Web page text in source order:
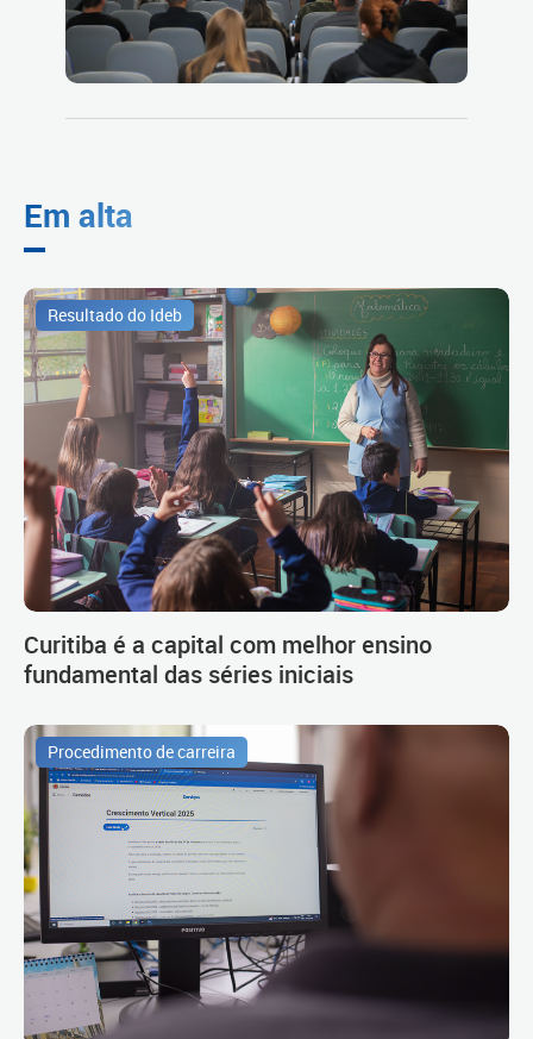
Em alta
Resultado do Ideb
Curitiba é a capital com melhor ensino
fundamental das séries iniciais
Procedimento de carreira